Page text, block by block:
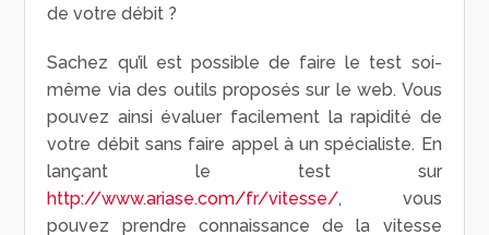
de votre débit ?
Sachez qu’il est possible de faire le test soi-
même via des outils proposés sur le web. Vous
pouvez ainsi évaluer facilement la rapidité de
votre débit sans faire appel à un spécialiste. En
lançant le test sur
http://www.ariase.com/fr/vitesse/, vous
pouvez prendre connaissance de la vitesse